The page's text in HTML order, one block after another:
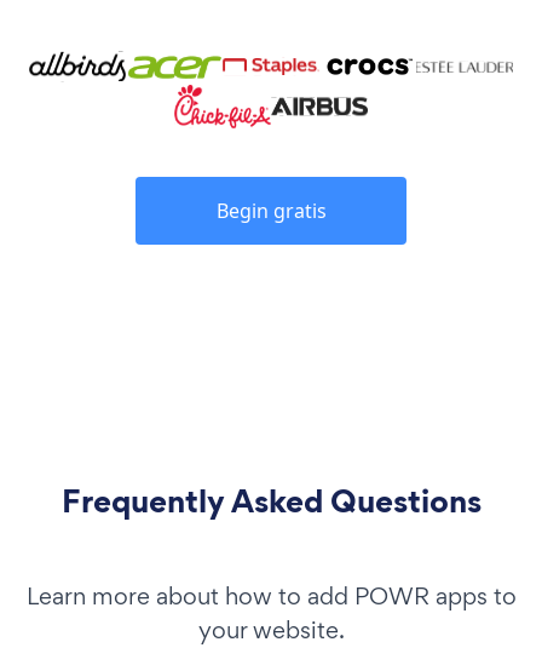
Begin gratis
Frequently Asked Questions
Learn more about how to add POWR apps to
your website.